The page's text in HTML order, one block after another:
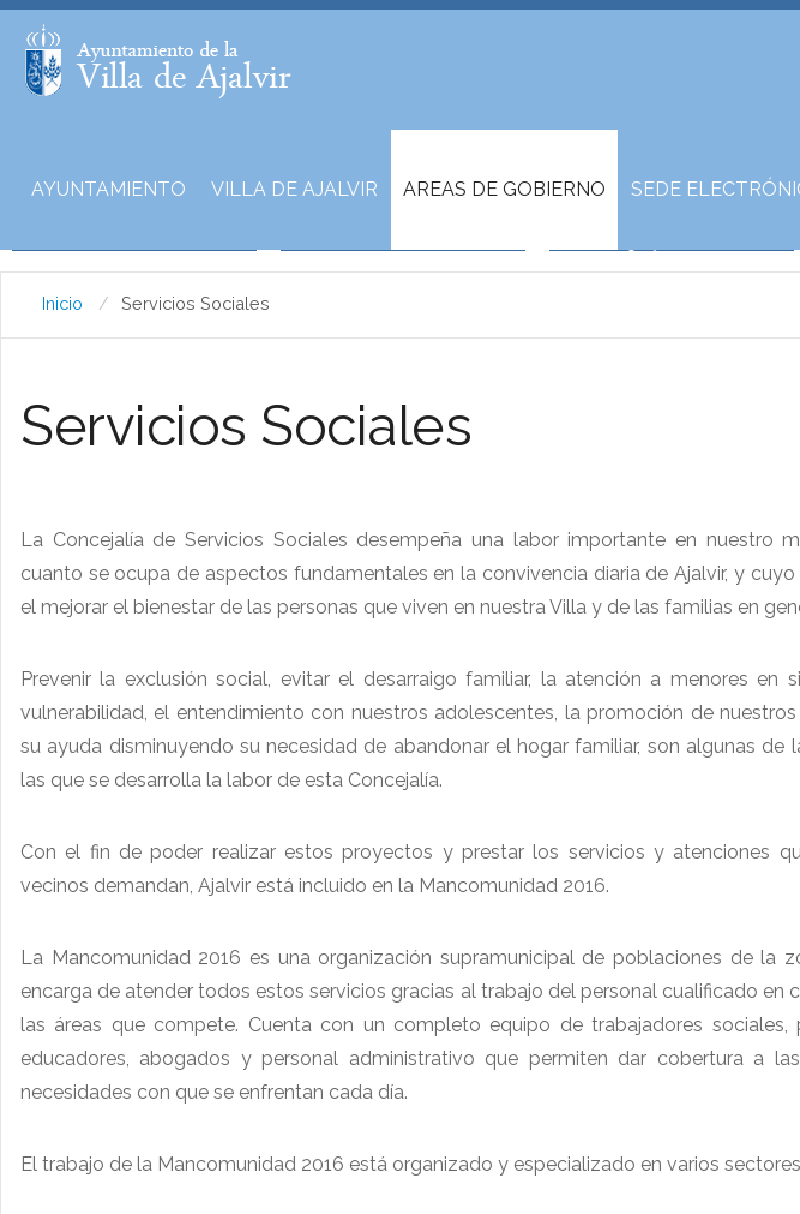
AYUNTAMIENTO VILLA DE AJALVIR AREAS DE GOBIERNO SEDE
Inicio Servicios Sociales
Servicios Sociales
La Concejalía de Servicios Sociales desempeña una labor importante en nuestro
cuanto se ocupa de aspectos fundamentales en la convivencia diaria de Ajalvir, y
el mejorar el bienestar de las personas que viven en nuestra Villa y de las familias en
Prevenir la exclusión social, evitar el desarraigo familiar, la atención a menores en
vulnerabilidad, el entendimiento con nuestros adolescentes, la promoción de
su ayuda disminuyendo su necesidad de abandonar el hogar familiar, son algunas de
las que se desarrolla la labor de esta Concejalía.
Con el fin de poder realizar estos proyectos y prestar los servicios y atenciones
vecinos demandan, Ajalvir está incluido en la Mancomunidad 2016.
La Mancomunidad 2016 es una organización supramunicipal de poblaciones de la
encarga de atender todos estos servicios gracias al trabajo del personal cualificado en
las áreas que compete. Cuenta con un completo equipo de trabajadores sociales,
educadores, abogados y personal administrativo que permiten dar cobertura a
necesidades con que se enfrentan cada día.
El trabajo de la Mancomunidad 2016 está organizado y especializado en varios